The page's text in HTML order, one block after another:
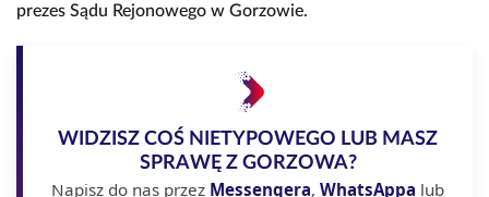
prezes Sądu Rejonowego w Gorzowie.
WIDZISZ COŚ NIETYPOWEGO LUB MASZ
SPRAWĘ Z GORZOWA?
Napisz do nas przez Messengera, WhatsAppa lub